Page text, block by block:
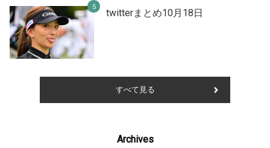
twitterまとめ10月18日
すべて見る
Archives